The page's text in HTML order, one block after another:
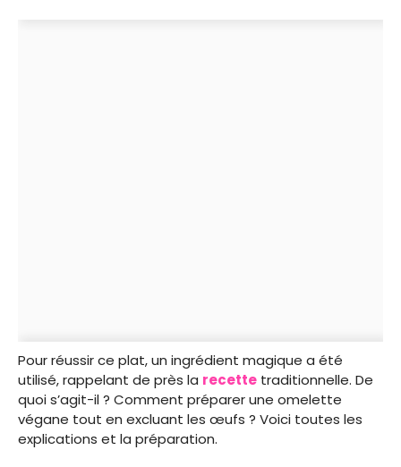
Pour réussir ce plat, un ingrédient magique a été
utilisé, rappelant de près la recette traditionnelle. De
quoi s’agit-il ? Comment préparer une omelette
végane tout en excluant les œufs ? Voici toutes les
explications et la préparation.